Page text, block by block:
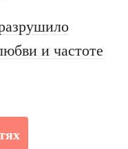
и частоте